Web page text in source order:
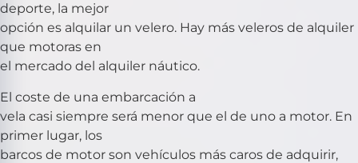
deporte, la mejor
opción es alquilar un velero. Hay más veleros de alquiler
que motoras en
el mercado del alquiler náutico.
El coste de una embarcación a
vela casi siempre será menor que el de uno a motor. En
primer lugar, los
barcos de motor son vehículos más caros de adquirir,